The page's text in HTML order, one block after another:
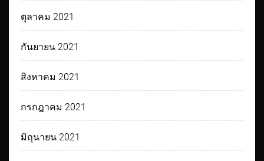
ตุลาคม 2021
กันยายน 2021
สิงหาคม 2021
กรกฎาคม 2021
มิถุนายน 2021